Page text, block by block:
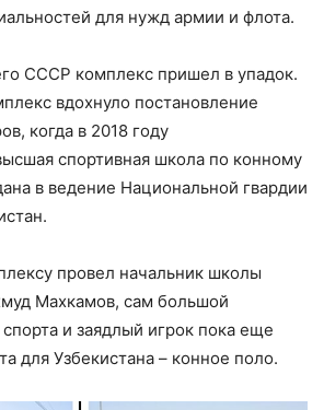
для нужд армии и флота.
СССР комплекс пришел в упадок.
вдохнуло постановление
когда в 2018 году
спортивная школа по конному
в ведение Национальной гвардии
провел начальник школы
Махкамов, сам большой
и заядлый игрок пока еще
для Узбекистана – конное поло.